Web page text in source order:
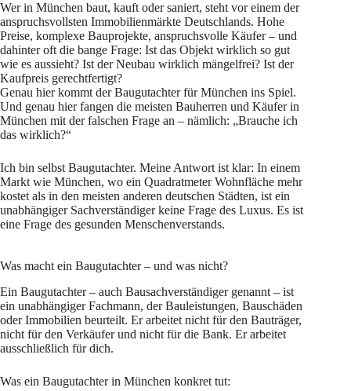
Wer in München baut, kauft oder saniert, steht vor einem der
anspruchsvollsten Immobilienmärkte Deutschlands. Hohe
Preise, komplexe Bauprojekte, anspruchsvolle Käufer – und
dahinter oft die bange Frage: Ist das Objekt wirklich so gut
wie es aussieht? Ist der Neubau wirklich mängelfrei? Ist der
Kaufpreis gerechtfertigt?
Genau hier kommt der Baugutachter für München ins Spiel.
Und genau hier fangen die meisten Bauherren und Käufer in
München mit der falschen Frage an – nämlich: „Brauche ich
das wirklich?“
Ich bin selbst Baugutachter. Meine Antwort ist klar: In einem
Markt wie München, wo ein Quadratmeter Wohnfläche mehr
kostet als in den meisten anderen deutschen Städten, ist ein
unabhängiger Sachverständiger keine Frage des Luxus. Es ist
eine Frage des gesunden Menschenverstands.
Was macht ein Baugutachter – und was nicht?
Ein Baugutachter – auch Bausachverständiger genannt – ist
ein unabhängiger Fachmann, der Bauleistungen, Bauschäden
oder Immobilien beurteilt. Er arbeitet nicht für den Bauträger,
nicht für den Verkäufer und nicht für die Bank. Er arbeitet
ausschließlich für dich.
Was ein Baugutachter in München konkret tut: